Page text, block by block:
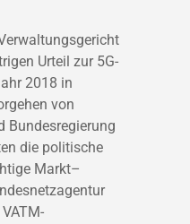
Urteil zur 5G-
2018 in
von
Bundesregierung
die politische
Markt–